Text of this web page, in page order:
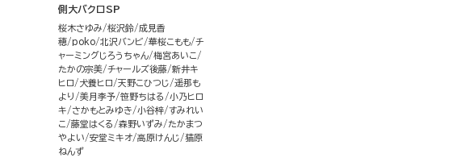
側大バクロSP
桜木さゆみ 桜沢鈴
成見香
穂
poko 北沢バンビ 華桜こもも チ
ャーミングじろうちゃん 梅宮あいこ
たかの宗美 チャールズ後藤 新井キ
ヒロ
犬養ヒロ 天野こひつじ
遥那も
より
美月李予 笹野ちはる
小乃ヒロ
キ
さかもとみゆき 小谷梓 すみれい
こ
藤堂はくる 森野いずみ
たかまつ
やよい
安堂ミキオ 高原けんじ
猫原
ねんず